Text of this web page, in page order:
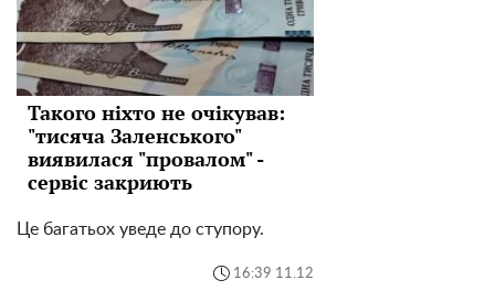
Такого ніхто не очікував:
"тисяча Заленського"
виявилася "провалом" -
сервіс закриють
Це багатьох уведе до ступору.
16:39 11.12